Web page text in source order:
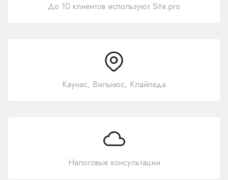
До 10 клиентов используют Site.pro
Каунас, Вильнюс, Клайпеда
Налоговые консультации